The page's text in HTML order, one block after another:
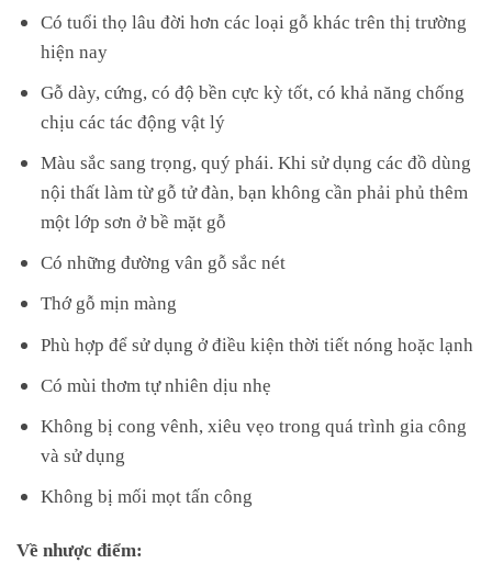
Có tuổi thọ lâu đời hơn các loại gỗ khác trên thị trường
hiện nay
Gỗ dày, cứng, có độ bền cực kỳ tốt, có khả năng chống
chịu các tác động vật lý
Màu sắc sang trọng, quý phái. Khi sử dụng các đồ dùng
nội thất làm từ gỗ tử đàn, bạn không cần phải phủ thêm
một lớp sơn ở bề mặt gỗ
Có những đường vân gỗ sắc nét
Thớ gỗ mịn màng
Phù hợp để sử dụng ở điều kiện thời tiết nóng hoặc lạnh
Có mùi thơm tự nhiên dịu nhẹ
Không bị cong vênh, xiêu vẹo trong quá trình gia công
và sử dụng
Không bị mối mọt tấn công
Về nhược điểm: